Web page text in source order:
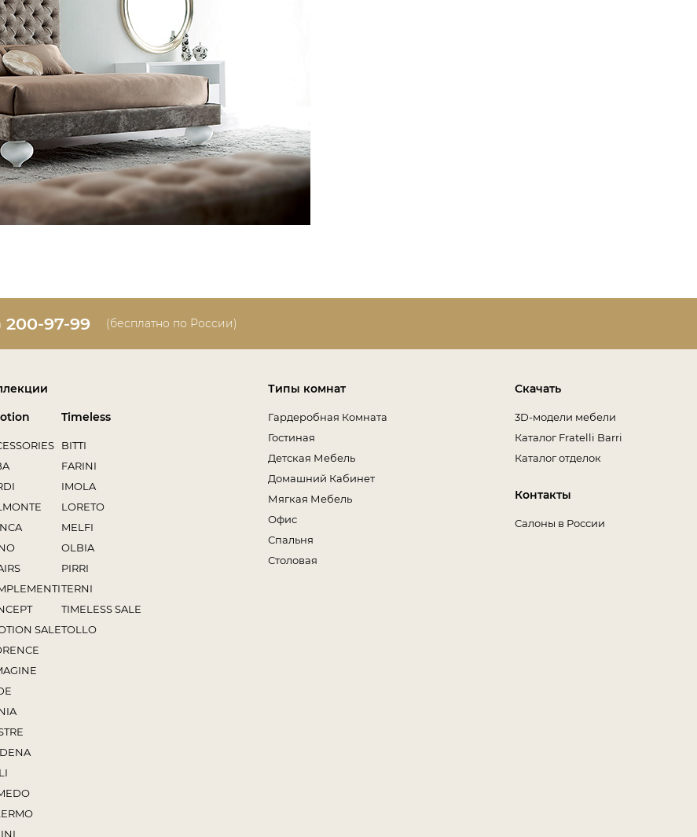
200-97-99 (бесплатно по России)
SALE
Timeless
BITTI
FARINI
IMOLA
LORETO
MELFI
OLBIA
PIRRI
TERNI
TIMELESS SALE
TOLLO
Типы комнат
Гардеробная Комната
Гостиная
Детская Мебель
Домашний Кабинет
Мягкая Мебель
Офис
Спальня
Столовая
Скачать
3D-модели мебели
Каталог Fratelli Barri
Каталог отделок
Контакты
Салоны в России